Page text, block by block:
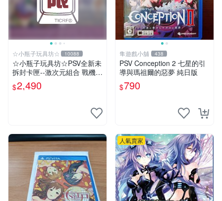
☆小瓶子玩具坊☆ 10088
☆小瓶子玩具坊☆PSV全新未
拆封卡匣--激次元組合 戰機少
女 VS 殭屍軍團 限定版 (日
版)+特典--CD
$2,490
隼遊戲小舖 438
PSV Conception 2 七星的引
導與瑪祖爾的惡夢 純日版
$790
人氣賣家